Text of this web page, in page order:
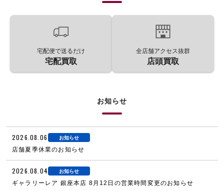
宅配便で送るだけ
宅配買取
全店舗アクセス抜群
店頭買取
お知らせ
2026.08.06 お知らせ
店舗夏季休業のお知らせ
2026.08.04 お知らせ
ギャラリーレア 銀座本店 8月12日の営業時間変更のお知らせ